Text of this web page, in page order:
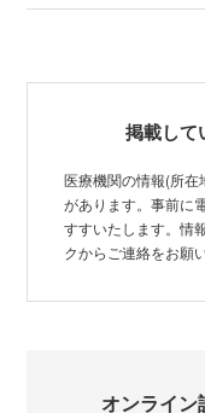
掲載して
医療機関の情報(所
があります。事前に
すすいたします。情
クからご連絡をお願
オンライ